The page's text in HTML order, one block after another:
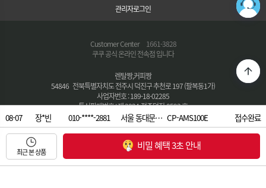
08-07 장*빈 010-****-2881 서울 동대문… CP-AMS100E
접수완료
08-07
안*준 010-****-4988 경북 청도군… CP-AE502HW
접수완료
08-07
문*해 대구 달서구… CP-TS100
관리자로그인
Customer Center
1661-3828
쿠쿠 공식 온라인 전속점 입니다
렌탈짱,커피짱
54846 전북특별자치도 전주시 덕진구 추천로 197 (팔복동1가)
사업자번호 : 189-18-02285
통신판매번호 : 제 2024-전주덕진-0593 호
대표자 : 조점화
대표번호 :1661-3828
E-MAIL : morce@nate.com
FAX : 063-282-2547
최근 본 상품
비밀 혜택 3초 안내